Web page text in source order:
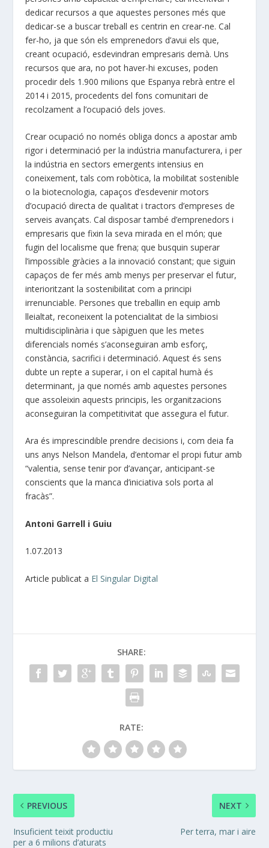
dedicar recursos a que aquestes persones més que
dedicar-se a buscar treball es centrin en crear-ne. Cal
fer-ho, ja que són els emprenedors d’avui els que,
creant ocupació, esdevindran empresaris demà. Uns
recursos que ara, no pot haver-hi excuses, poden
procedir dels 1.900 milions que Espanya rebrà entre el
2014 i 2015, procedents del fons comunitari de
recolzament a l’ocupació dels joves.
Crear ocupació no només obliga doncs a apostar amb
rigor i determinació per la indústria manufacturera, i per
la indústria en sectors emergents intensius en
coneixement, tals com robòtica, la mobilitat sostenible
o la biotecnologia, capaços d’esdevenir motors
d’ocupació directa de qualitat i tractors d’empreses de
serveis avançats. Cal disposar també d’emprenedors i
empresaris que fixin la seva mirada en el món; que
fugin del localisme que frena; que busquin superar
l’impossible gràcies a la innovació constant; que siguin
capaços de fer més amb menys per preservar el futur,
interioritzant la sostenibilitat com a principi
irrenunciable. Persones que treballin en equip amb
lleialtat, reconeixent la potencialitat de la simbiosi
multidisciplinària i que sàpiguen que les metes
diferencials només s’aconseguiran amb esforç,
constància, sacrifici i determinació. Aquest és sens
dubte un repte a superar, i on el capital humà és
determinant, ja que només amb aquestes persones
que assoleixin aquests principis, les organitzacions
aconseguiran la competitivitat que assegura el futur.
Ara és imprescindible prendre decisions i, com deia fa
uns anys Nelson Mandela, d’entomar el propi futur amb
“valentia, sense tenir por d’avançar, anticipant-se
conscients que la manca d’iniciativa sols porta al
fracàs”.
Antoni Garrell i Guiu
1.07.2013
Article publicat a El Singular Digital
SHARE:
RATE:
PREVIOUS
Insuficient teixit productiu
per a 6 milions d’aturats
NEXT
Per terra, mar i aire